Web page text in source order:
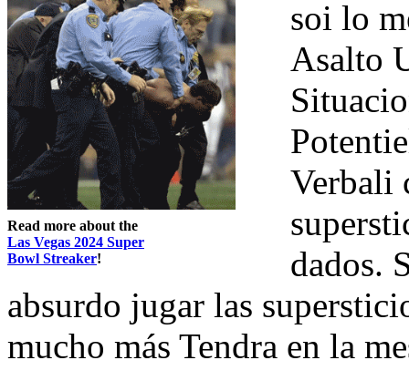
Read more about the
Las Vegas 2024 Super
Bowl Streaker!
soi lo
Asalto
Verbali
dados.
absurdo jugar las
mucho más Tendra en la